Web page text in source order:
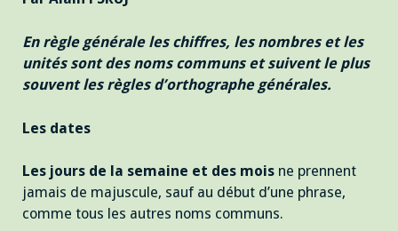
En règle générale les chiffres, les nombres et les
unités sont des noms communs et suivent le plus
souvent les règles d’orthographe générales.
Les dates
Les jours de la semaine et des mois ne prennent
jamais de majuscule, sauf au début d’une phrase,
comme tous les autres noms communs.